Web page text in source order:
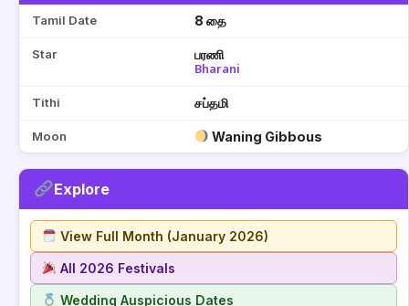
Tamil Date 8 தை
Star பரணி
Bharani
Tithi சப்தமி
Moon Waning Gibbous
Explore
View Full Month (January 2026)
All 2026 Festivals
Wedding Auspicious Dates